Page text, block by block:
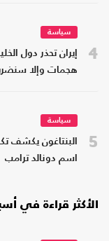
4
سياسة
إيران تحذر دول
هجمات وإلا
5
سياسة
البنتاغون يكشف
اسم دونالد ترامب
الأكثر قراءة في